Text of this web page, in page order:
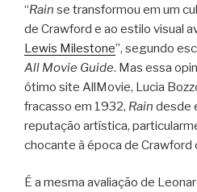
“Rain se transformou em um
de Crawford e ao estilo visual
Lewis Milestone”, segundo
All Movie Guide. Mas essa
ótimo site AllMovie, Lucia
fracasso em 1932, Rain desde
reputação artística,
chocante à época de Crawford
É a mesma avaliação de